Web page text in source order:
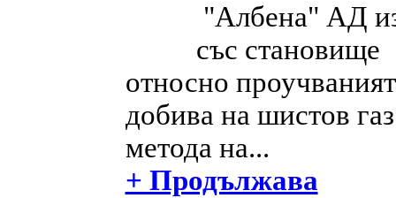
"Албена" АД
със становище
относно
добива на шистов
метода на...
+ Продължава